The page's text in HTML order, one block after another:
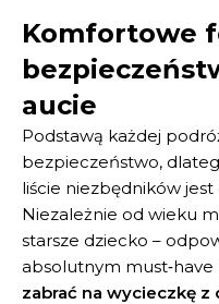
Komfortowe
aucie
Podstawą każdej
bezpieczeństwo,
liście niezbędników
Niezależnie od wieku
starsze dziecko –
absolutnym
zabrać na wycieczkę z